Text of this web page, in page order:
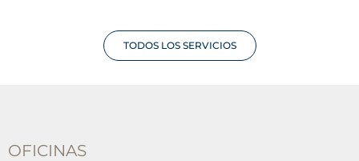
TODOS LOS SERVICIOS
OFICINAS